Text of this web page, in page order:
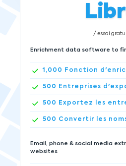
/ essai
Enrichment data software to
1,000 Fonction
500 Entreprises
500 Exportez les
500 Convertir les
Email, phone & social media
websites